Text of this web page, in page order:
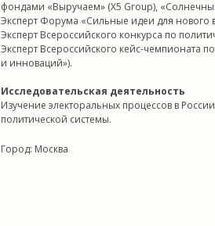
фондами «Выручаем» (X5 Group),
Эксперт Форума «Сильные идеи для нового
Эксперт Всероссийского конкурса по
Эксперт Всероссийского кейс-чемпионата
и инноваций»).
Исследовательская деятельность
Изучение электоральных процессов в
политической системы.
Город: Москва